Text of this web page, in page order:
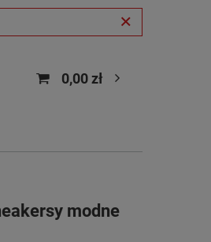
0,00 zł
modne